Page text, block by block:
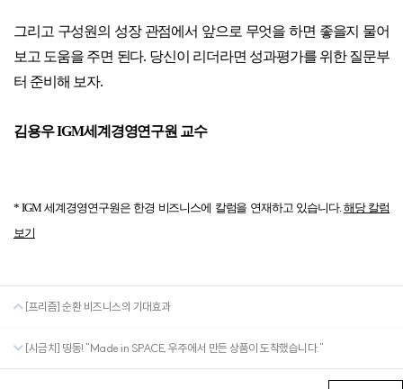
그리고 구성원의 성장 관점에서 앞으로 무엇을 하면 좋을지 물어
보고 도움을 주면 된다. 당신이 리더라면 성과평가를 위한 질문부
터 준비해 보자.
김용우 IGM세계경영연구원 교수
* IGM 세계경영연구원은 한경 비즈니스에 칼럼을 연재하고 있습니다. 해당 칼럼
보기
[프리즘] 순환 비즈니스의 기대효과
[시금치] 띵동! "Made in SPACE, 우주에서 만든 상품이 도착했습니다."